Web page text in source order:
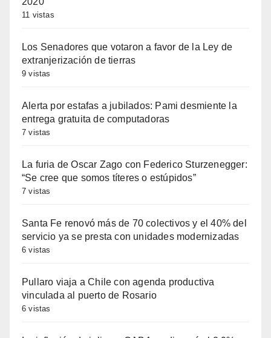
11 vistas
Los Senadores que votaron a favor de la Ley de
extranjerización de tierras
9 vistas
Alerta por estafas a jubilados: Pami desmiente la
entrega gratuita de computadoras
7 vistas
La furia de Oscar Zago con Federico Sturzenegger:
“Se cree que somos títeres o estúpidos”
7 vistas
Santa Fe renovó más de 70 colectivos y el 40% del
servicio ya se presta con unidades modernizadas
6 vistas
Pullaro viaja a Chile con agenda productiva
vinculada al puerto de Rosario
6 vistas